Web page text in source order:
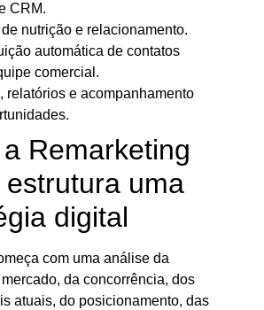
CRM.
nutrição e relacionamento.
automática de contatos
comercial.
relatórios e acompanhamento
Remarketing
estrutura uma
digital
com uma análise da
da concorrência, dos
atuais, do posicionamento, das